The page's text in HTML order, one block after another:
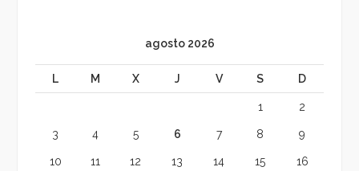
agosto 2026
L M X J V S D
1 2
3 4 5 6 7 8 9
10 11 12 13 14 15 16